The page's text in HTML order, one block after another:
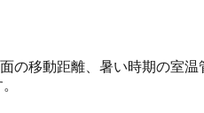
の移動距離、暑い時期の室温